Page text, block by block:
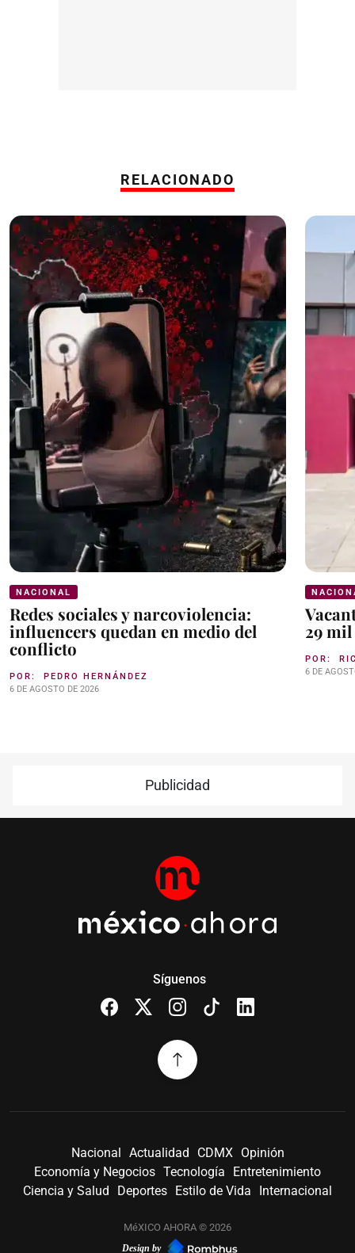
RELACIONADO
NACIONAL
Redes sociales y narcoviolencia:
influencers quedan en medio del
conflicto
POR: PEDRO HERNÁNDEZ
6 DE AGOSTO DE 2026
29
POR:
6 DE
Publicidad
Síguenos
Nacional Actualidad CDMX
Opinión
Economía y Negocios Tecnología
Entretenimiento
Ciencia y Salud
Deportes Estilo de Vida Internacional
MéXICO AHORA © 2026
Design by